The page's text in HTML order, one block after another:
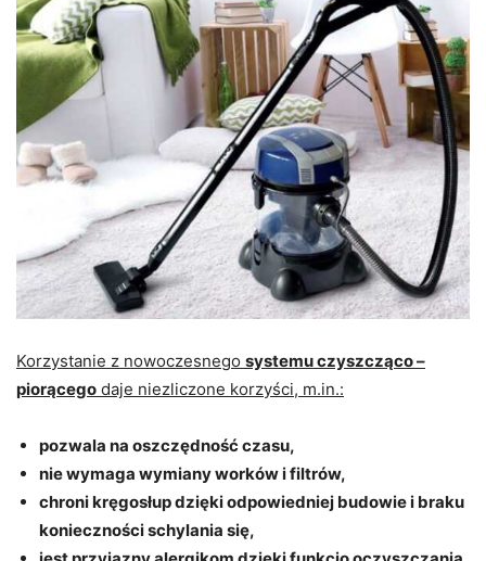
Korzystanie z nowoczesnego systemu czyszcząco –
piorącego daje niezliczone korzyści, m.in.:
pozwala na oszczędność czasu,
nie wymaga wymiany worków i filtrów,
chroni kręgosłup dzięki odpowiedniej budowie i braku
konieczności schylania się,